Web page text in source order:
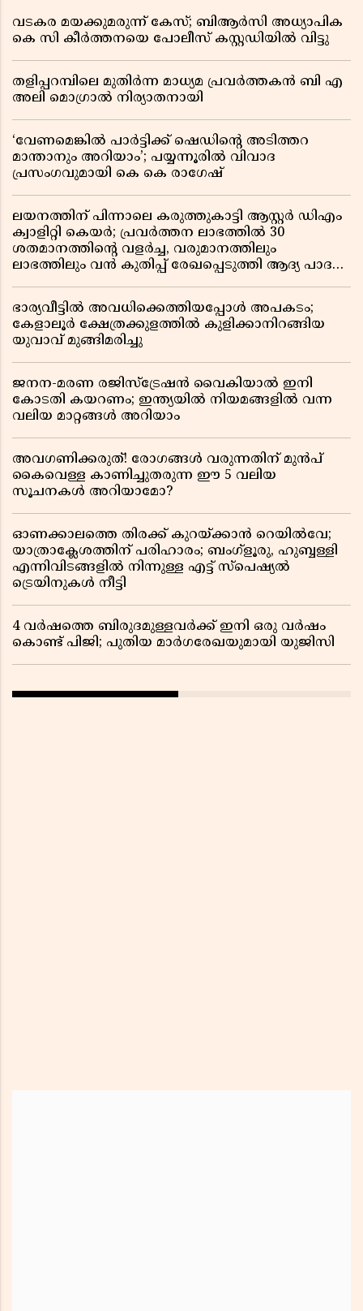
വടകര മയക്കുമരുന്ന് കേസ്; ബിആർസി അധ്യാപിക
കെ സി കീർത്തനയെ പോലീസ് കസ്റ്റഡിയിൽ വിട്ടു
തളിപ്പറമ്പിലെ മുതിർന്ന മാധ്യമ പ്രവർത്തകൻ ബി എ
അലി മൊഗ്രാൽ നിര്യാതനായി
‘വേണമെങ്കിൽ പാർട്ടിക്ക് ഷെഡിൻ്റെ അടിത്തറ
മാന്താനും അറിയാം’; പയ്യന്നൂരിൽ വിവാദ
പ്രസംഗവുമായി കെ കെ രാഗേഷ്
ലയനത്തിന് പിന്നാലെ കരുത്തുകാട്ടി ആസ്റ്റർ ഡിഎം
ക്വാളിറ്റി കെയർ; പ്രവർത്തന ലാഭത്തിൽ 30
ശതമാനത്തിൻ്റെ വളർച്ച, വരുമാനത്തിലും
ലാഭത്തിലും വൻ കുതിപ്പ് രേഖപ്പെടുത്തി ആദ്യ പാദ
ഭാര്യവീട്ടിൽ അവധിക്കെത്തിയപ്പോൾ അപകടം;
കേളാലൂർ ക്ഷേത്രക്കുളത്തിൽ കുളിക്കാനിറങ്ങിയ
യുവാവ് മുങ്ങിമരിച്ചു
ജനന-മരണ രജിസ്ട്രേഷൻ വൈകിയാൽ ഇനി
കോടതി കയറണം; ഇന്ത്യയിൽ നിയമങ്ങളിൽ വന്ന
വലിയ മാറ്റങ്ങൾ അറിയാം
അവഗണിക്കരുത്! രോഗങ്ങൾ വരുന്നതിന് മുൻപ്
കൈവെള്ള കാണിച്ചുതരുന്ന ഈ 5 വലിയ
സൂചനകൾ അറിയാമോ?
ഓണക്കാലത്തെ തിരക്ക് കുറയ്ക്കാൻ റെയിൽവേ;
യാത്രാക്ലേശത്തിന് പരിഹാരം; ബംഗ്ളൂരു, ഹുബ്ബള്ളി
എന്നിവിടങ്ങളിൽ നിന്നുള്ള എട്ട് സ്പെഷ്യൽ
ട്രെയിനുകൾ നീട്ടി
4 വർഷത്തെ ബിരുദമുള്ളവർക്ക് ഇനി ഒരു വർഷം
കൊണ്ട് പിജി; പുതിയ മാർഗരേഖയുമായി യുജിസി